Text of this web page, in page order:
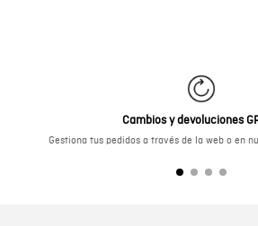
Cambios y devoluciones
Gestiona tus pedidos a través de la web o en